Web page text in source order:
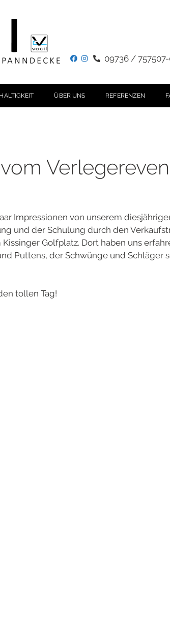
09736 /
ÜBER UNS REFERENZEN
Impressionen von unserem
und der Schulung durch den
Golfplatz. Dort haben uns
Puttens, der Schwünge und Schläger
tollen Tag!